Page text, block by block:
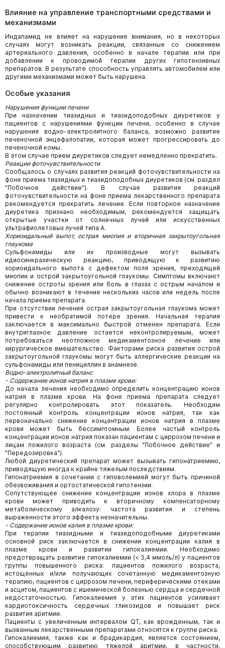
Влияние на управление транспортными средствами и
механизмами
Индапамид не влияет на нарушение внимания, но в некоторых
случаях могут возникать реакции, связанные со снижением
артериального давления, особенно в начале терапии или при
добавлении к проводимой терапии других гипотензивных
препаратов. В результате способность управлять автомобилем или
другими механизмами может быть нарушена.
Особые указания
Нарушения функции печени
При назначении тиазидных и тиазидоподобных диуретиков у
пациентов с нарушениями функции печени, особенно в случае
нарушения водно-электролитного баланса, возможно развитие
печеночной энцефалопатии, которая может прогрессировать до
печеночной комы.
В этом случае прием диуретиков следует немедленно прекратить.
Реакции фоточувствительности
Сообщалось о случаях развития реакций фоточувствительности на
фоне приема тиазидных и тиазидоподобных диуретиков (см. раздел
"Побочное действие"). В случае развития реакций
фоточувствительности на фоне приема лекарственного препарата
рекомендуется прекратить лечение. Если повторное назначение
диуретика признано необходимым, рекомендуется защищать
открытые участки от солнечных лучей или искусственных
ультрафиолетовых лучей типа А.
Хориоидальный выпот, острая миопия и вторичная закрытоугольная
глаукома
Сульфонамиды или их производные могут вызывать
идиосинкразическую реакцию, приводящую к развитию
хориоидального выпота с дефектом поля зрения, преходящей
миопии и острой закрытоугольной глаукомы. Симптомы включают
снижение остроты зрения или боль в глазах с острым началом и
обычно возникают в течение нескольких часов или недель после
начала приема препарата.
При отсутствии лечения острая закрытоугольная глаукома может
привести к необратимой потере зрения. Начальная терапия
заключается в максимально быстрой отменен препарата. Если
внутриглазное давление остается неконтролируемым, может
потребоваться неотложное медикаментозное лечение или
хирургическое вмешательство. Факторами риска развития острой
закрытоугольной глаукомы могут быть аллергические реакции на
сульфонамиды или пенициллин в анамнезе.
Водно-электролитный баланс
- Содержание ионов натрия в плазме крови:
До начала лечения необходимо определить концентрацию ионов
натрия в плазме крови. На фоне приема препарата следует
регулярно контролировать этот показатель. Необходим
постоянный контроль концентрации ионов натрия, так как
первоначально снижение концентрации ионов натрия в плазме
крови может быть бессимптомным. Более частый контроль
концентрации ионов натрия показан пациентам с циррозом печени и
лицам пожилого возраста (см. разделы "Побочное действие" и
"Передозировка").
Любой диуретический препарат может вызывать гипонатриемию,
приводящую иногда к крайне тяжелым последствиям.
Гипонатриемия в сочетании с гиповолемией могут быть причиной
обезвоживания и ортостатической гипотензии.
Сопутствующее снижение концентрации ионов хлора в плазме
крови может приводить к вторичному компенсаторному
метаболическому алкалозу: частота развития и степень
выраженности этого эффекта незначительны.
- Содержание ионов калия в плазме крови:
При терапии тиазидными и тиазидоподобными диуретиками
основной риск заключается в снижении концентрации калия в
плазме крови и развитии гипокалиемии. Необходимо
предотвращать развитие гипокалиемии (< 3,4 ммоль/л) у пациентов
группы повышенного риска: пациентов пожилого возраста,
истощённых и/или получающих сочетанную медикаментозную
терапию, пациентов с циррозом печени, периферическими отеками
и асцитом, пациентов с ишемической болезнью сердца и сердечной
недостаточностью. Гипокалиемия у этих пациентов усиливает
кардиотоксичность сердечных гликозидов и повышает риск
развития аритмии.
Пациенты с увеличенным интервалом QT, как врожденным, так и
вызванным лекарственными препаратами относятся к группе риска.
Гипокалиемия, также как и брадикардия, является состоянием,
способствующим развитию тяжелой аритмии, в частности,